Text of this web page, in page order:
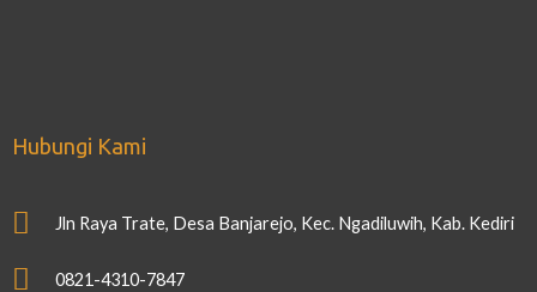
Hubungi Kami
Jln Raya Trate, Desa Banjarejo, Kec. Ngadiluwih, Kab. Kediri
0821-4310-7847